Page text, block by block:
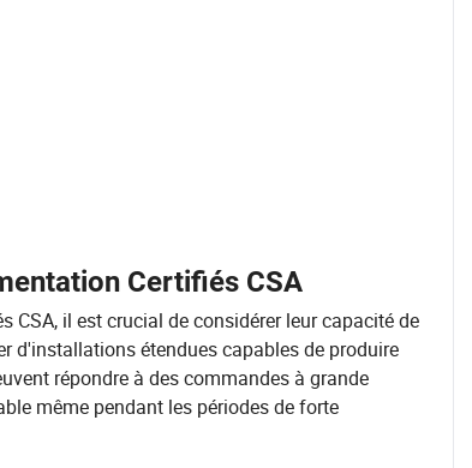
Certifiés CSA
il est crucial de considérer leur capacité de
d'installations étendues capables de produire
répondre à des commandes à grande
même pendant les périodes de forte